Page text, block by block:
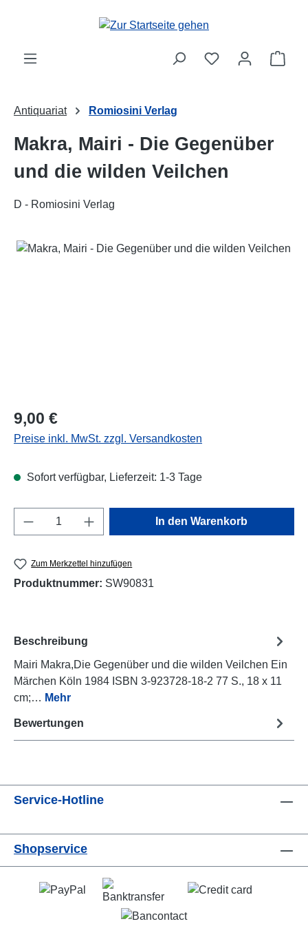
Zum Hauptinhalt springen
Antiquariat Romiosini Verlag
Makra, Mairi - Die Gegenüber
und die wilden Veilchen
D - Romiosini Verlag
Bildergalerie überspringen
Regulärer Preis:
9,00 €
Preise inkl. MwSt. zzgl. Versandkosten
Sofort verfügbar, Lieferzeit: 1-3 Tage
Produkt Anzahl: Gib den gewünschten
In den Warenkorb
Zum Merkzettel hinzufügen
Produktnummer: SW90831
Beschreibung
Mairi Makra,Die Gegenüber und die wilden Veilchen Ein
Märchen Köln 1984 ISBN 3-923728-18-2 77 S., 18 x 11
cm;… Mehr
Bewertungen
Service-Hotline
Shopservice